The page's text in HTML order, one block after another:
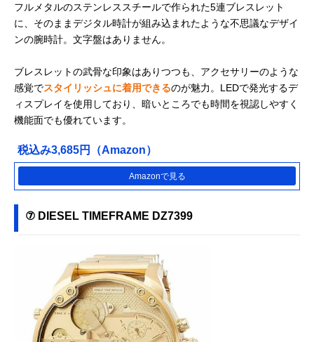
フルメタルのステンレススチールで作られた5連ブレスレット
に、そのままデジタル時計が組み込まれたような不思議なデザイ
ンの腕時計。文字盤はありません。
ブレスレットの武骨な印象はありつつも、アクセサリーのような
感覚でスタイリッシュに着用できるのが魅力。LEDで発光するデ
ィスプレイを使用しており、暗いところでも時間を視認しやすく
機能面でも優れています。
税込み3,685円（Amazon）
Amazonで見る
⑦ DIESEL TIMEFRAME DZ7399